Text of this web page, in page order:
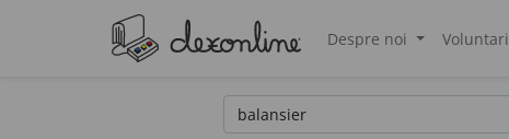
Despre noi Voluntari